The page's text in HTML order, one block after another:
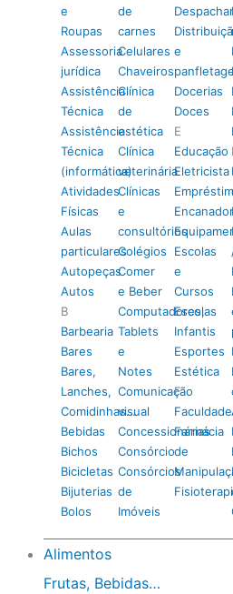
e
Roupas
Assessoria
jurídica
Assistência
Técnica
Assistência
Técnica
(informática)
Atividades
Físicas
Aulas
particulares
Autopeças
Autos
B
Barbearia
Bares
Bares,
Lanches,
Comidinhas…
Bebidas
Bichos
Bicicletas
Bijuterias
Bolos
de
carnes
Celulares
Chaveiros
Clínica
de
estética
Clínica
veterinária
Clínicas
e
consultórios
Colégios
Comer
e Beber
Computadores,
Tablets
e
Notes
Comunicação
visual
Concessionárias
Consórcio
Consórcios
de
Imóveis
e
Docerias
Doces
E
Educação
Eletricista
Encanador
Escolas
e
Cursos
Escolas
Infantis
Esportes
Estética
F
Farmácia
de
Alimentos
Frutas, Bebidas…